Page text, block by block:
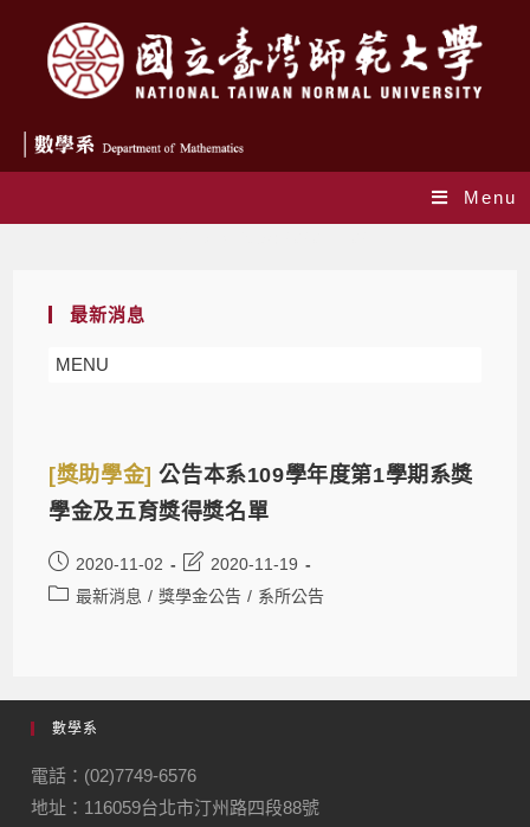
Menu
最新消息
MENU
[獎助學金]公告本系109學年度第1學期系獎
學金及五育獎得獎名單
2020-11-02
2020-11-19
最新消息 / 獎學金公告 / 系所公告
數學系
電話：(02)7749-6576
地址：116059台北市汀州路四段88號